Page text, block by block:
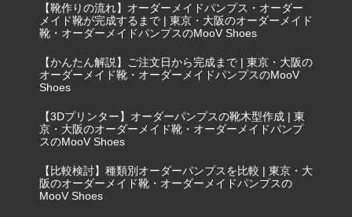
【靴作りの流れ】オーダーメイドパンプス・オーダー
メイド靴が完成するまで | 東京・大阪のオーダーメイド
靴・オーダーメイドパンプスのMooV Shoes
【かんたん解説】ご注文日から完成まで | 東京・大阪の
オーダーメイド靴・オーダーメイドパンプスのMooV
Shoes
【3Dプリンター】オーダーパンプスの靴木型作成 | 東
京・大阪のオーダーメイド靴・オーダーメイドパンプ
スのMooV Shoes
【比較検討】種類別オーダーパンプスを比較 | 東京・大
阪のオーダーメイド靴・オーダーメイドパンプスの
MooV Shoes